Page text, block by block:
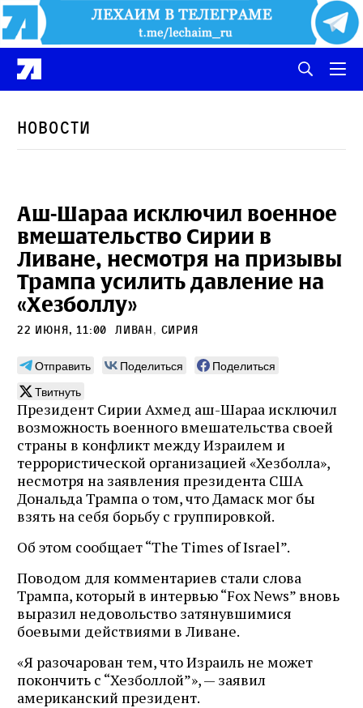
Новости
Аш-Шараа исключил военное
вмешательство Сирии в
Ливане, несмотря на призывы
Трампа усилить давление на
«Хезболлу»
22 июня, 11:00 Ливан, Сирия
Отправить Поделиться
Поделиться
Твитнуть
Президент Сирии Ахмед аш-Шараа исключил
возможность военного вмешательства своей
страны в конфликт между Израилем и
террористической организацией «Хезболла»,
несмотря на заявления президента США
Дональда Трампа о том, что Дамаск мог бы
взять на себя борьбу с группировкой.
Об этом сообщает “The Times of Israel”.
Поводом для комментариев стали слова
Трампа, который в интервью “Fox News” вновь
выразил недовольство затянувшимися
боевыми действиями в Ливане.
«Я разочарован тем, что Израиль не может
покончить с “Хезболлой”», — заявил
американский президент.